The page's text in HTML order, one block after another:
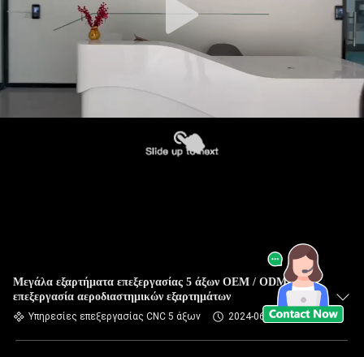
Μεγάλα εξαρτήματα επεξεργασίας 5 άξων OEM / ODM CNC
επεξεργασία αεροδιαστημικών εξαρτημάτων
Υπηρεσίες επεξεργασίας CNC 5 άξων 2024-06-03